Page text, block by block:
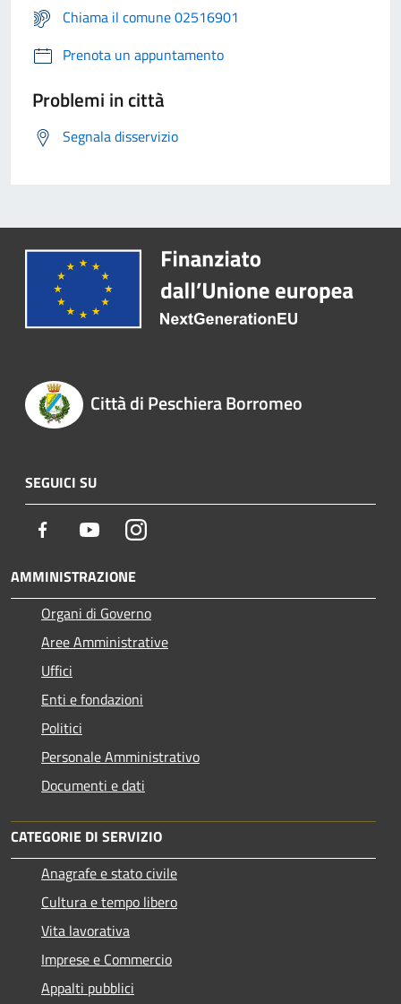
Chiama il comune 02516901
Prenota un appuntamento
Problemi in città
Segnala disservizio
Città di Peschiera Borromeo
SEGUICI SU
Facebook YoutubeInstagram
AMMINISTRAZIONE
Organi di Governo
Aree Amministrative
Uffici
Enti e fondazioni
Politici
Personale Amministrativo
Documenti e dati
CATEGORIE DI SERVIZIO
Anagrafe e stato civile
Cultura e tempo libero
Vita lavorativa
Imprese e Commercio
Appalti pubblici